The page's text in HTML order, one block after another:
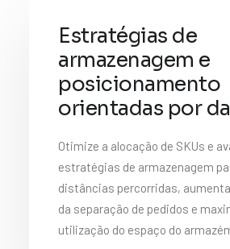
Estratégias de
armazenagem e
posicionamento
orientadas por
Otimize a alocação de SKUs e
estratégias de armazenagem
distâncias percorridas,
da separação de pedidos e
utilização do espaço do